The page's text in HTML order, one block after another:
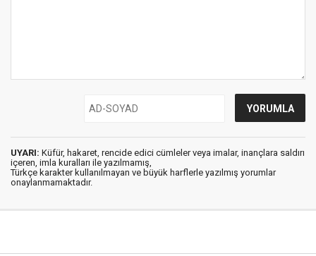
UYARI: Küfür, hakaret, rencide edici cümleler veya imalar, inançlara saldırı
içeren, imla kuralları ile yazılmamış,
Türkçe karakter kullanılmayan ve büyük harflerle yazılmış yorumlar
onaylanmamaktadır.